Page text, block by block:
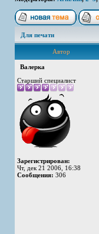
Для печати
Автор
Валерка
Старший специалист
Зарегистрирован:
Чт, дек 21 2006, 16:38
Сообщения: 306